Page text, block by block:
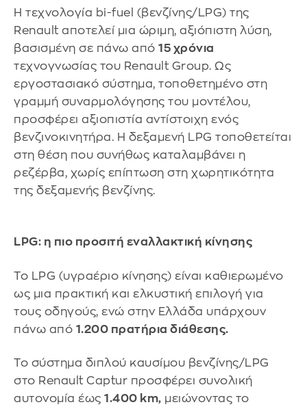
Η τεχνολογία bi-fuel (βενζίνης/LPG) της
Renault αποτελεί μια ώριμη, αξιόπιστη λύση,
βασισμένη σε πάνω από 15 χρόνια
τεχνογνωσίας του Renault Group. Ως
εργοστασιακό σύστημα, τοποθετημένο στη
γραμμή συναρμολόγησης του μοντέλου,
προσφέρει αξιοπιστία αντίστοιχη ενός
βενζινοκινητήρα. Η δεξαμενή LPG τοποθετείται
στη θέση που συνήθως καταλαμβάνει η
ρεζέρβα, χωρίς επίπτωση στη χωρητικότητα
της δεξαμενής βενζίνης.
LPG: η πιο προσιτή εναλλακτική κίνησης
Το LPG (υγραέριο κίνησης) είναι καθιερωμένο
ως μια πρακτική και ελκυστική επιλογή για
τους οδηγούς, ενώ στην Ελλάδα υπάρχουν
πάνω από 1.200 πρατήρια διάθεσης.
Το σύστημα διπλού καυσίμου βενζίνης/LPG
στο Renault Captur προσφέρει συνολική
αυτονομία έως 1.400 km, μειώνοντας το